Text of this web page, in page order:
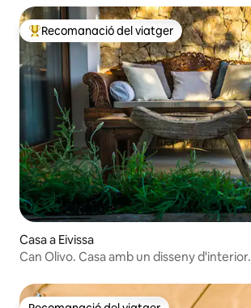
Principals recomanacions dels viatgers
Recomanació del viatger
Casa a Eivissa
Can Olivo. Casa amb un disseny d'interior.